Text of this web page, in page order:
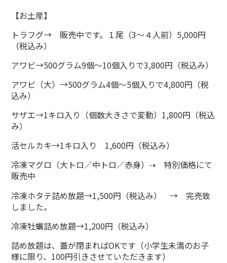
【お土産】
トラフグ→ 販売中です。１尾（3～４人前）5,000円
（税込み）
アワビ→500グラム9個～10個入りで3,800円（税込み）
アワビ（大）→500グラム4個～5個入りで4,800円（税
込み）
サザエ→1キロ入り（個数大きさで変動）1,800円（税込
み）
活セルカキ→1キロ入り 1,600円（税込み）
冷凍マグロ（大トロ／中トロ／赤身）⇢ 特別価格にて
販売中
冷凍ホタテ詰め放題→1,500円（税込み） → 完売致
しました。
冷凍牡蠣詰め放題→1,200円（税込み）
詰め放題は、蓋が閉まればOKです（小学生未満のお子
様に限り、100円引きさせていただきます）